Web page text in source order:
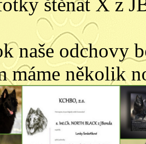
naše odchovy
máme několik